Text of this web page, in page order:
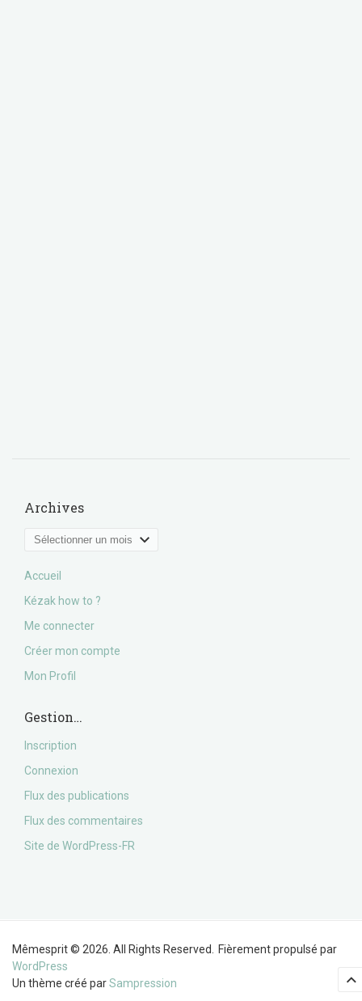
Archives
Archives
Accueil
Kézak how to ?
Me connecter
Créer mon compte
Mon Profil
Gestion…
Inscription
Connexion
Flux des publications
Flux des commentaires
Site de WordPress-FR
Mêmesprit © 2026. All Rights Reserved.
Fièrement propulsé par
WordPress
Un thème créé parSampression